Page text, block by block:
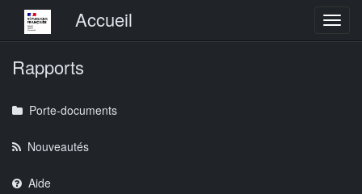
Menu principalAccueil
Rapports
Porte-documents
Nouveautés
Aide